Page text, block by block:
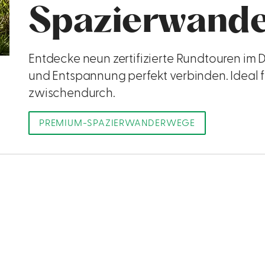
Entdecke neun zertifizierte Rundtouren im
und Entspannung perfekt verbinden. Ideal
zwischendurch.
PREMIUM-SPAZIERWANDERWEGE